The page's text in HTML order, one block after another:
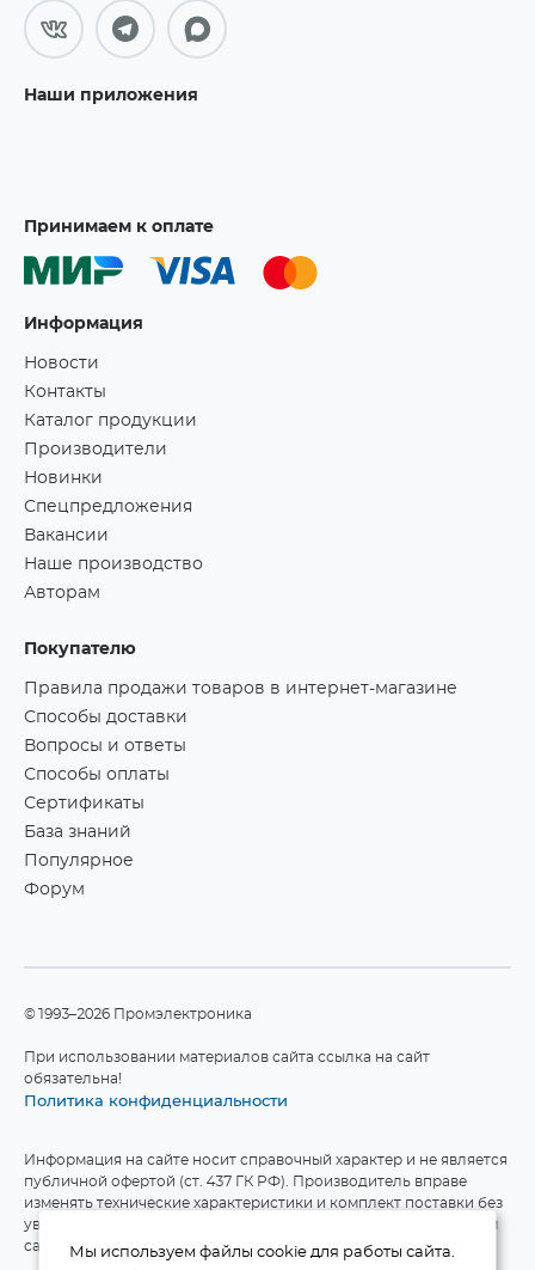
Наши приложения
Принимаем к оплате
Информация
Новости
Контакты
Каталог продукции
Производители
Новинки
Спецпредложения
Вакансии
Наше производство
Авторам
Покупателю
Правила продажи товаров в интернет-магазине
Способы доставки
Вопросы и ответы
Способы оплаты
Сертификаты
База знаний
Популярное
Форум
©1993–2026 Промэлектроника
При использовании материалов сайта ссылка на сайт
обязательна!
Политика конфиденциальности
Информация на сайте носит справочный характер и не является
публичной офертой (ст. 437 ГК РФ). Производитель вправе
изменять технические характеристики и комплект поставки без
уведомления. Актуальные данные приведены на официальном
сайте производителя.
Мы используем файлы cookie для работы сайта.